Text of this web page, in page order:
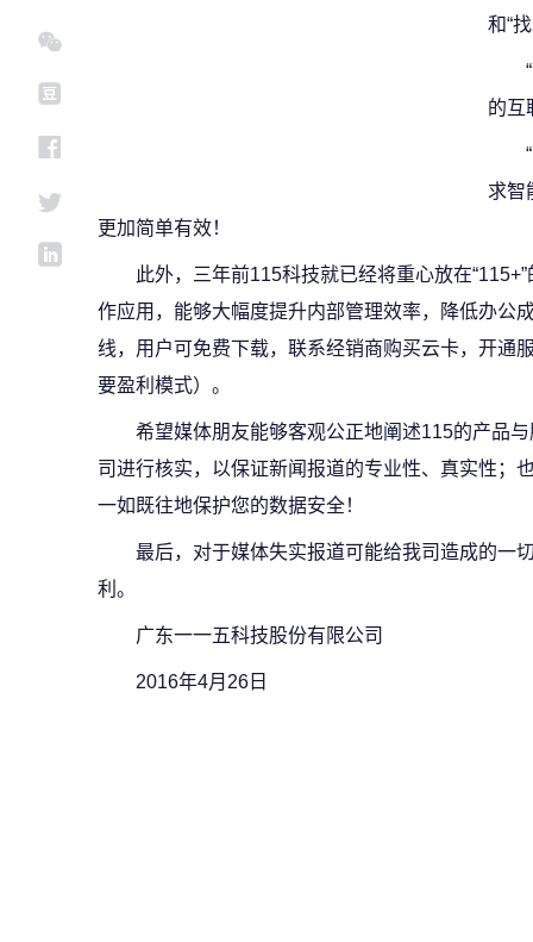
和“
的互
求智
更加简单有效！
此外，三年前115科技就已经将重心放在
作应用，能够大幅度提升内部管理效率，降低办公
线，用户可免费下载，联系经销商购买云卡，开通
要盈利模式）。
希望媒体朋友能够客观公正地阐述115的产品
司进行核实，以保证新闻报道的专业性、真实性；
一如既往地保护您的数据安全！
最后，对于媒体失实报道可能给我司造成的一
利。
广东一一五科技股份有限公司
2016年4月26日